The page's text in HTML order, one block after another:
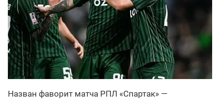
Назван фаворит матча РПЛ «Спартак» —